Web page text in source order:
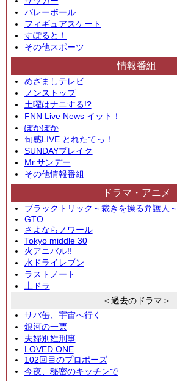
バレーボール
フィギュアスケート
すぽると！
その他スポーツ
情報番組
めざましテレビ
ノンストップ
土曜はナニする!?
FNN Live News イット！
ぽかぽか
旬感LIVE とれたてっ！
SUNDAYブレイク
Mr.サンデー
その他情報番組
ドラマ・アニメ
ブラックトリック～裁きを操る弁護人～
GTO
さよならノワール
Tokyo middle 30
火アニバル!!
水ドライレブン
ラストノート
土ドラ
＜過去のドラマ＞
サバ缶、宇宙へ行く
銀河の一票
夫婦別姓刑事
LOVED ONE
102回目のプロポーズ
今夜、秘密のキッチンで